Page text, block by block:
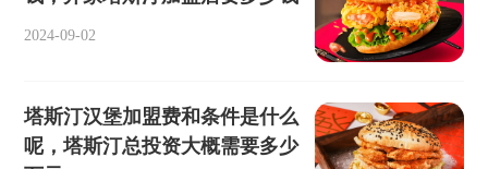
2024-09-02
塔斯汀汉堡加盟费和条件是什么
呢，塔斯汀总投资大概需要多少